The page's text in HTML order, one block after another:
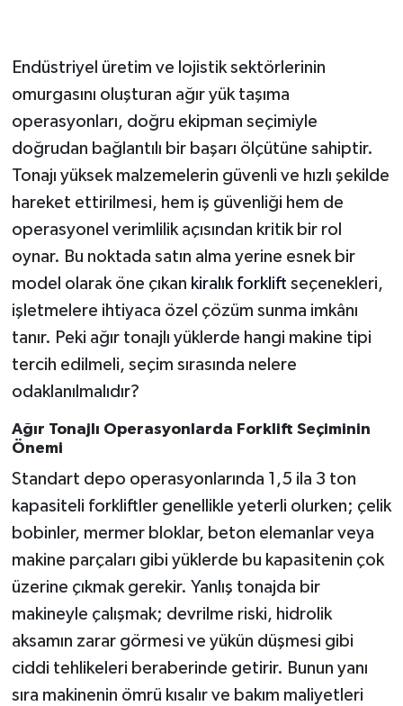
Endüstriyel üretim ve lojistik sektörlerinin
omurgasını oluşturan ağır yük taşıma
operasyonları, doğru ekipman seçimiyle
doğrudan bağlantılı bir başarı ölçütüne sahiptir.
Tonajı yüksek malzemelerin güvenli ve hızlı şekilde
hareket ettirilmesi, hem iş güvenliği hem de
operasyonel verimlilik açısından kritik bir rol
oynar. Bu noktada satın alma yerine esnek bir
model olarak öne çıkan kiralık forklift seçenekleri,
işletmelere ihtiyaca özel çözüm sunma imkânı
tanır. Peki ağır tonajlı yüklerde hangi makine tipi
tercih edilmeli, seçim sırasında nelere
odaklanılmalıdır?
Ağır Tonajlı Operasyonlarda Forklift Seçiminin
Önemi
Standart depo operasyonlarında 1,5 ila 3 ton
kapasiteli forkliftler genellikle yeterli olurken; çelik
bobinler, mermer bloklar, beton elemanlar veya
makine parçaları gibi yüklerde bu kapasitenin çok
üzerine çıkmak gerekir. Yanlış tonajda bir
makineyle çalışmak; devrilme riski, hidrolik
aksamın zarar görmesi ve yükün düşmesi gibi
ciddi tehlikeleri beraberinde getirir. Bunun yanı
sıra makinenin ömrü kısalır ve bakım maliyetleri